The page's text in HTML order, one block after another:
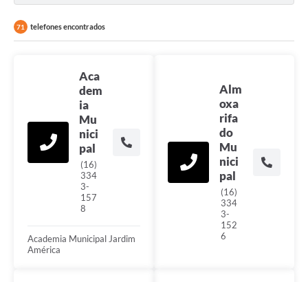
71 telefones encontrados
Aca
dem
ia
Mu
nici
pal
(16)
334
3-
157
8
Academia Municipal Jardim
América
Alm
oxa
rifa
do
Mu
nici
pal
(16)
334
3-
152
6